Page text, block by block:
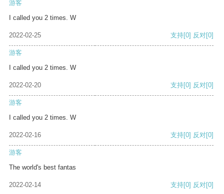
游客
I called you 2 times. W
2022-02-25 支持[0] 反对[0]
游客
I called you 2 times. W
2022-02-20 支持[0] 反对[0]
游客
I called you 2 times. W
2022-02-16 支持[0] 反对[0]
游客
The world's best fantas
2022-02-14 支持[0] 反对[0]